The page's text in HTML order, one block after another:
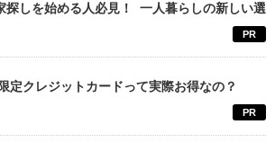
探しを始める人必見！ 一人暮らしの新しい選
PR
定クレジットカードって実際お得なの？
PR